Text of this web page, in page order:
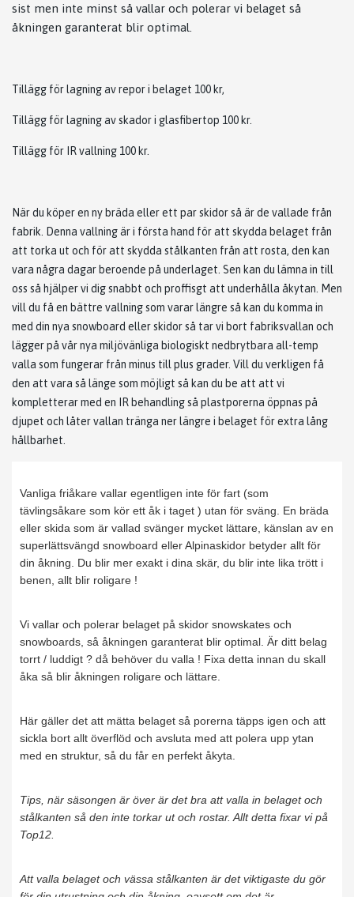
sist men inte minst så vallar och polerar vi belaget så
åkningen garanterat blir optimal.
Tillägg för lagning av repor i belaget 100 kr,
Tillägg för lagning av skador i glasfibertop 100 kr.
Tillägg för IR vallning 100 kr.
När du köper en ny bräda eller ett par skidor så är de vallade från
fabrik. Denna vallning är i första hand för att skydda belaget från
att torka ut och för att skydda stålkanten från att rosta, den kan
vara några dagar beroende på underlaget. Sen kan du lämna in till
oss så hjälper vi dig snabbt och proffisgt att underhålla åkytan. Men
vill du få en bättre vallning som varar längre så kan du komma in
med din nya snowboard eller skidor så tar vi bort fabriksvallan och
lägger på vår nya miljövänliga biologiskt nedbrytbara all-temp
valla som fungerar från minus till plus grader. Vill du verkligen få
den att vara så länge som möjligt så kan du be att att vi
kompletterar med en IR behandling så plastporerna öppnas på
djupet och låter vallan tränga ner längre i belaget för extra lång
hållbarhet.
Vanliga friåkare vallar egentligen inte för fart (som
tävlingsåkare som kör ett åk i taget ) utan för sväng. En bräda
eller skida som är vallad svänger mycket lättare, känslan av en
superlättsvängd snowboard eller Alpinaskidor betyder allt för
din åkning. Du blir mer exakt i dina skär, du blir inte lika trött i
benen, allt blir roligare !
Vi vallar och polerar belaget på skidor snowskates och
snowboards, så åkningen garanterat blir optimal. Är ditt belag
torrt / luddigt ? då behöver du valla ! Fixa detta innan du skall
åka så blir åkningen roligare och lättare.
Här gäller det att mätta belaget så porerna täpps igen och att
sickla bort allt överflöd och avsluta med att polera upp ytan
med en struktur, så du får en perfekt åkyta.
Tips, när säsongen är över är det bra att valla in belaget och
stålkanten så den inte torkar ut och rostar. Allt detta fixar vi på
Top12.
Att valla belaget och vässa stålkanten är det viktigaste du gör